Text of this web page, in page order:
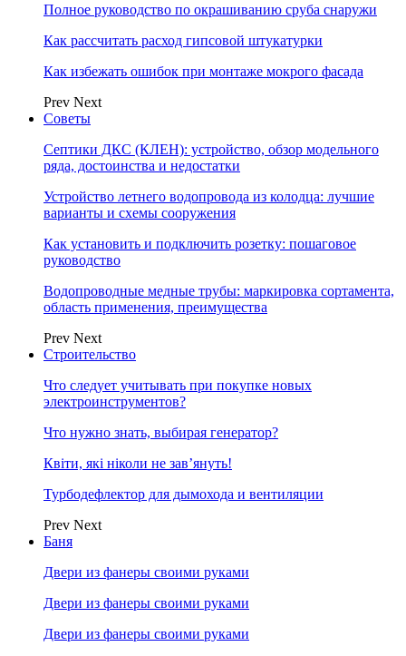
Полное руководство по окрашиванию сруба снаружи
Как рассчитать расход гипсовой штукатурки
Как избежать ошибок при монтаже мокрого фасада
Prev Next
Советы
Септики ДКС (КЛЕН): устройство, обзор модельного
ряда, достоинства и недостатки
Устройство летнего водопровода из колодца: лучшие
варианты и схемы сооружения
Как установить и подключить розетку: пошаговое
руководство
Водопроводные медные трубы: маркировка сортамента,
область применения, преимущества
Prev Next
Строительство
Что следует учитывать при покупке новых
электроинструментов?
Что нужно знать, выбирая генератор?
Квіти, які ніколи не зав’януть!
Турбодефлектор для дымохода и вентиляции
Prev Next
Баня
Двери из фанеры своими руками
Двери из фанеры своими руками
Двери из фанеры своими руками